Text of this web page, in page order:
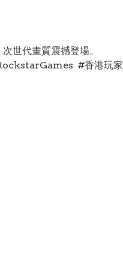
世代畫質震撼登場。
#香港玩家